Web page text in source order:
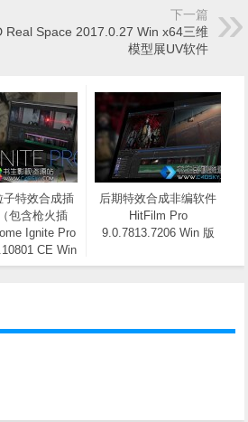
下一篇
Real Space 2017.0.27 Win x64三维
模型展UV软件
特效合成插
包含枪火插
Ignite Pro
CE Win
x64
后期特效合成非编软件
HitFilm Pro
9.0.7813.7206 Win 版